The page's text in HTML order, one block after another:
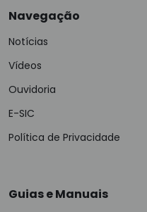
Navegação
Notícias
Vídeos
Ouvidoria
E-SIC
Política de Privacidade
Guias e Manuais